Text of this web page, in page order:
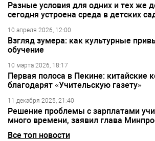
Разные условия для одних и тех же
сегодня устроена среда в детских
10 апреля 2026, 12:00
Взгляд зумера: как культурные
обучение
10 марта 2026, 18:17
Первая полоса в Пекине: китайские
благодарят «Учительскую газету»
11 декабря 2025, 21:40
Решение проблемы с зарплатами
много времени, заявил глава
Все топ новости